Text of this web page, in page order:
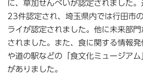
に、草加せんべいが認定されました
23件認定され、埼玉県内では行田市
ライが認定されました。他に未来部
されました。また、食に関する情報
や道の駅などの「食文化ミュージア
がありました。